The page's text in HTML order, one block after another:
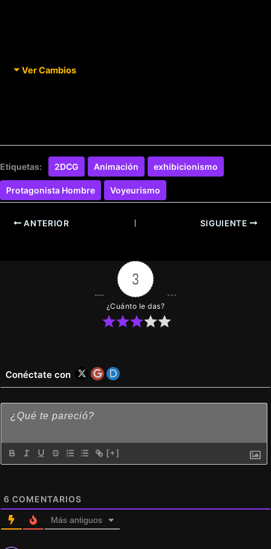
Ver Cambios
Etiquetas: 2DCG Animación exhibicionismo
Protagonista Hombre Voyeurismo
ANTERIOR SIGUIENTE
3
¿Cuánto le das?
Conéctate con
[+]
6 COMENTARIOS
Más antiguos